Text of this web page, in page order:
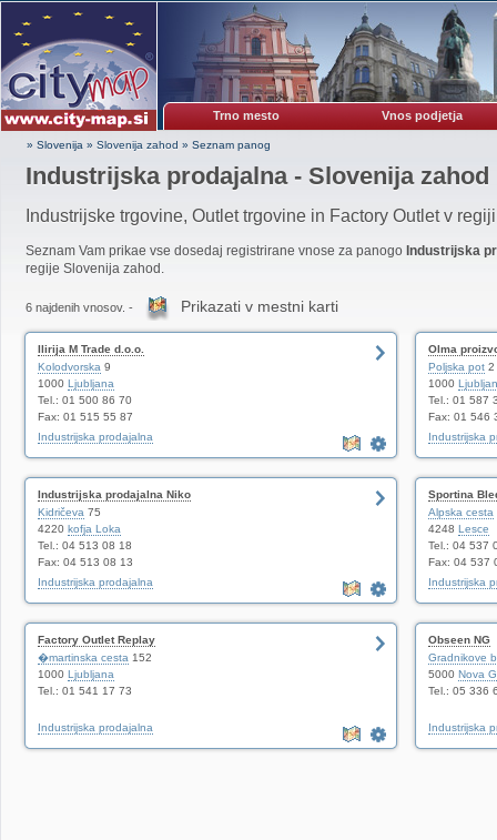
Trno mesto Vnos podjetja
» Slovenija » Slovenija zahod » Seznam panog
Industrijska prodajalna - Slovenija zahod
Industrijske trgovine, Outlet trgovine in Factory Outlet v
Seznam Vam prikae vse dosedaj registrirane vnose za panogo Industrijska
regije Slovenija zahod.
6 najdenih vnosov. - Prikazati v mestni karti
Ilirija M Trade d.o.o.
Kolodvorska 9
1000 Ljubljana
Tel.: 01 500 86 70
Fax: 01 515 55 87
Industrijska prodajalna
Olma
Poljska pot 2
1000
Tel.: 01 587
Fax: 01 546
Industrijska
Industrijska prodajalna Niko
Kidričeva 75
4220 kofja Loka
Tel.: 04 513 08 18
Fax: 04 513 08 13
Industrijska prodajalna
Sportina
Alpska cesta
4248 Lesce
Tel.: 04 537
Fax: 04 537
Industrijska
Factory Outlet Replay
�martinska cesta 152
1000 Ljubljana
Tel.: 01 541 17 73
Industrijska prodajalna
Obseen NG
Gradnikove
5000 Nova
Tel.: 05 336
Industrijska